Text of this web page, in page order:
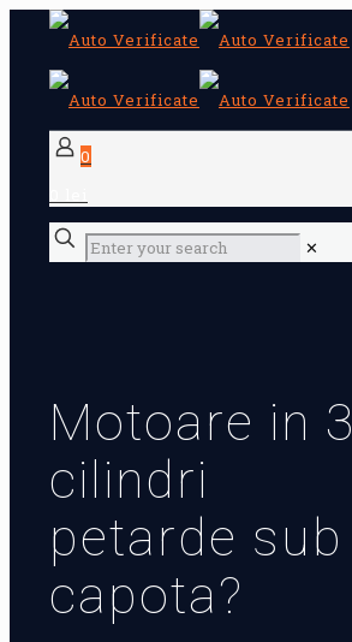
0
✕
Motoare in 3
cilindri
petarde sub
capota?